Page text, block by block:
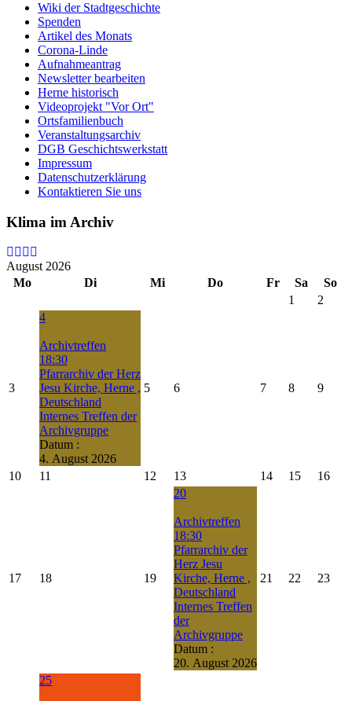
Wiki der Stadtgeschichte
Spenden
Artikel des Monats
Corona-Linde
Aufnahmeantrag
Newsletter bearbeiten
Herne historisch
Videoprojekt "Vor Ort"
Ortsfamilienbuch
Veranstaltungsarchiv
DGB Geschichtswerkstatt
Impressum
Datenschutzerklärung
Kontaktieren Sie uns
Klima im Archiv
August 2026
Mo
Di Mi Do Fr Sa
So
1
2
3
4
Archivtreffen
18:30
Pfarrarchiv der Herz
Jesu Kirche, Herne ,
Deutschland
Internes Treffen der
Archivgruppe
Datum :
4. August 2026
5 6 7 8 9
10 11 12 13 14 15 16
17 18 19
20
Archivtreffen
18:30
Pfarrarchiv der
Herz Jesu
Kirche, Herne ,
Deutschland
Internes Treffen
der
Archivgruppe
Datum :
20. August 2026
21 22 23
25